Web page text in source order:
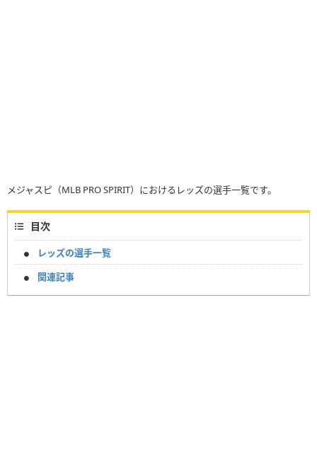
メジャスピ（MLB PRO SPIRIT）におけるレッズの選手一覧です。
目次
レッズの選手一覧
関連記事